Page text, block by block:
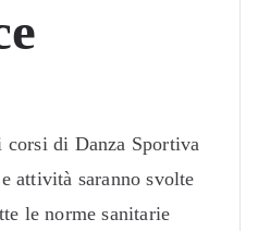
di Danza Sportiva
attività saranno svolte
le norme sanitarie